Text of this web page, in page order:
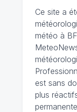
Ce site a
météo à
est sans
plus